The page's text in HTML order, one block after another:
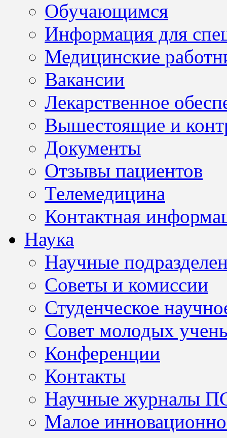
Обучающимся
Информация для
Медицинские
Вакансии
Лекарственное
Вышестоящие и
Документы
Отзывы пациентов
Телемедицина
Контактная
Наука
Научные
Советы и комиссии
Студенческое
Совет молодых
Конференции
Контакты
Научные журналы
Малое